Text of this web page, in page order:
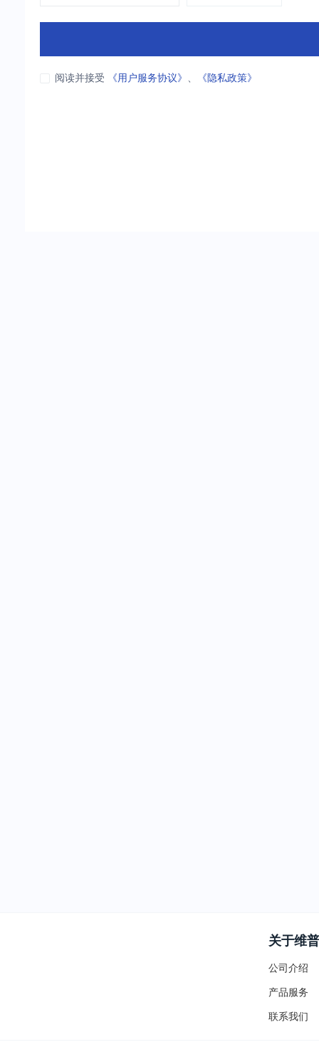
阅读并接受 《用户服务协议》 、 《隐私政策》
关于维普
公司介绍
产品服务
联系我们